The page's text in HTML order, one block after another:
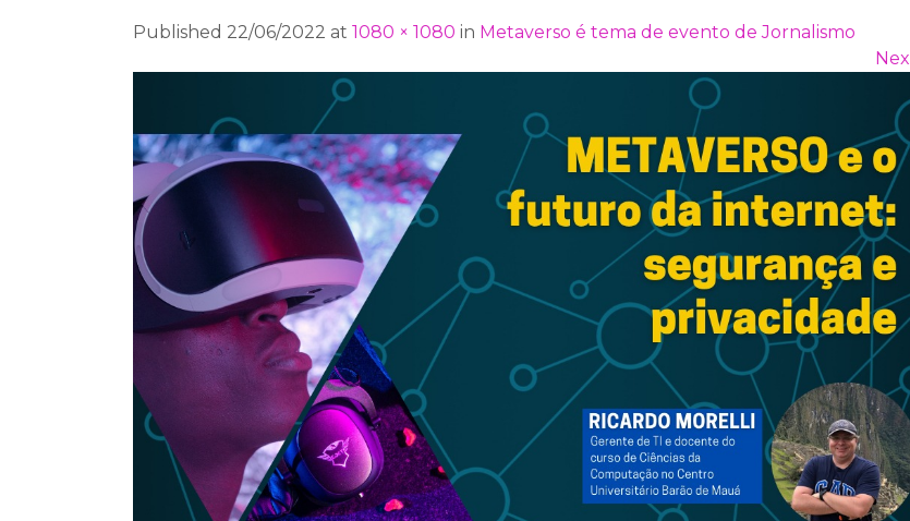
Published 22/06/2022 at 1080 × 1080 in Metaverso é tema de evento de Jornalismo